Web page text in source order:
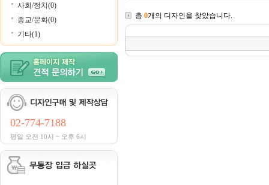
사회/정치(0)
종교/문화(0)
기타(1)
02-774-7188
평일 오전 10시 ~ 오후 6시
총 0개의 디자인을 찾았습니다.